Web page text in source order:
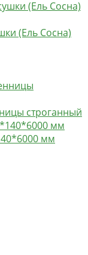
(Ель Сосна)
строганный
мм